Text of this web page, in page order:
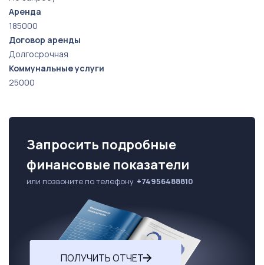
Аренда
185000
Договор аренды
Долгосрочная
Коммунальные услуги
25000
Запросить подробные
финансовые показатели
или позвоните по телефону +74956488810
ПОЛУЧИТЬ ОТЧЕТ